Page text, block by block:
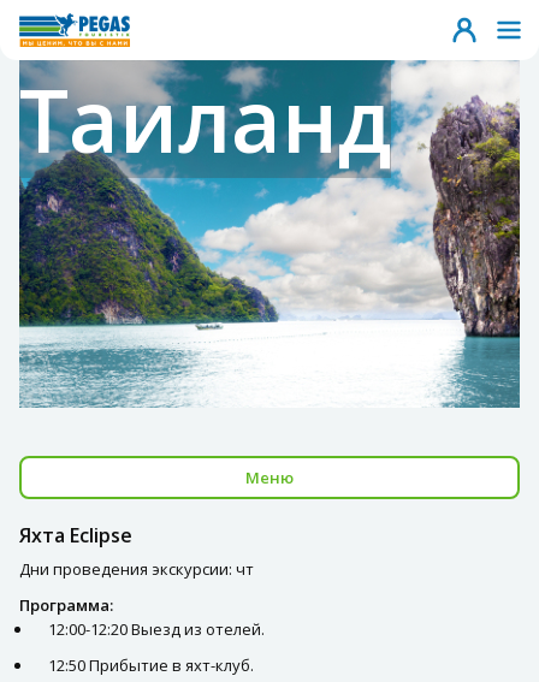
Таиланд
Меню
Яхта Eclipse
Дни проведения экскурсии: чт
Программа:
12:00-12:20 Выезд из отелей.
12:50 Прибытие в яхт-клуб.